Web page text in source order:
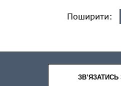
Поширити: